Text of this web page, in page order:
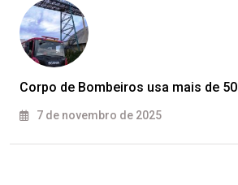
Corpo de Bombeiros usa mais de 50
7 de novembro de 2025